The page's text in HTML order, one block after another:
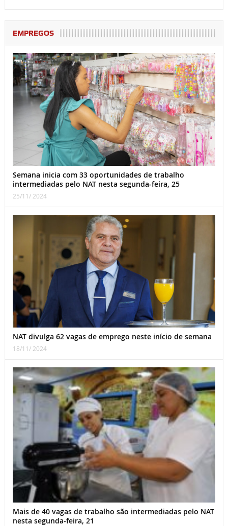
EMPREGOS
Semana inicia com 33 oportunidades de trabalho
intermediadas pelo NAT nesta segunda-feira, 25
25/11/ 2024
NAT divulga 62 vagas de emprego neste início de semana
18/11/ 2024
Mais de 40 vagas de trabalho são intermediadas pelo NAT
nesta segunda-feira, 21